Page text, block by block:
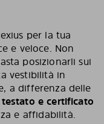
per la tua
e veloce. Non
posizionarli sui
vestibilità in
a differenza delle
testato e certificato
e affidabilità.